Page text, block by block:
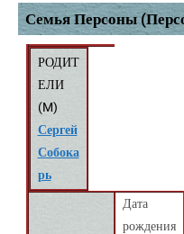
Семья Персоны
РОДИТ
ЕЛИ
(M)
Сергей
Собока
рь
Дата
рождения